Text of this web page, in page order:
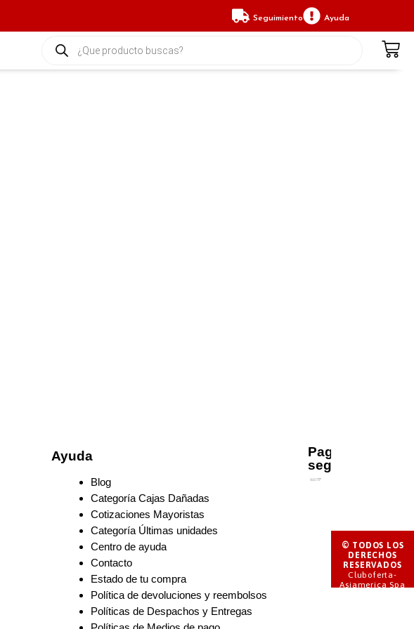
Seguimiento Ayuda
Ayuda
Blog
Categoría Cajas Dañadas
Cotizaciones Mayoristas
Categoría Últimas unidades
Centro de ayuda
Contacto
Estado de tu compra
Política de devoluciones y reembolsos
Políticas de Despachos y Entregas
Pago
seguro
© TODOS LOS
DERECHOS
RESERVADOS
Cluboferta-
Asiamerica Spa